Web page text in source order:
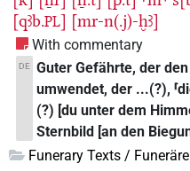
[qꜣb.PL] [mr-n(.j)-ḫꜣ]
With commentary
DE Guter Gefährte, der
umwendet, der ...(?),
(?) [du unter dem
Sternbild [an den
Funerary Texts /